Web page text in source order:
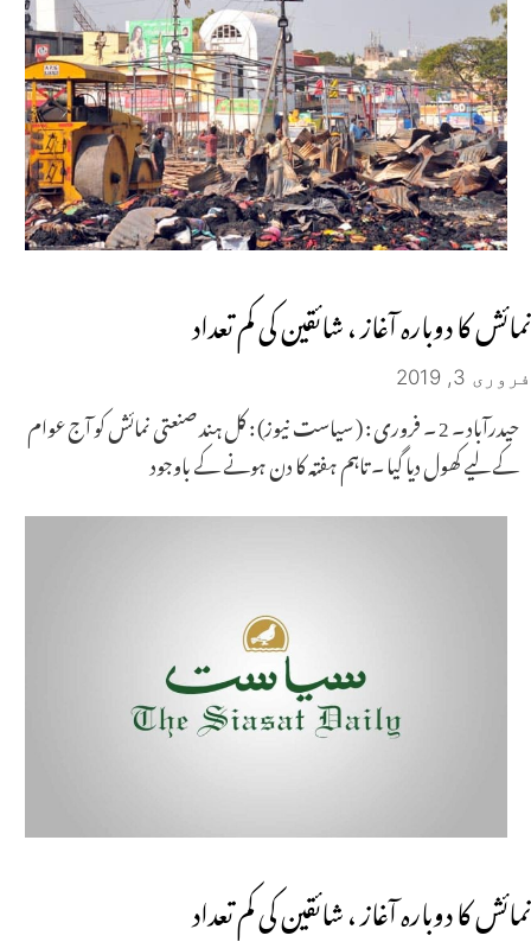
نمائش کا دوبارہ آغاز ، شائقین کی کم تعداد
فروری 3, 2019
حیدرآباد ۔ 2 ۔ فروری : ( سیاست نیوز) : کل ہند صنعتی نمائش کو آج عوام
کے لیے کھول دیا گیا ۔ تاہم ہفتہ کا دن ہونے کے باوجود
نمائش کا دوبارہ آغاز ، شائقین کی کم تعداد